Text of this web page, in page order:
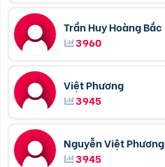
Trần Huy Hoàng Bắc
3960
Việt Phương
3945
Nguyễn Việt Phương
3945